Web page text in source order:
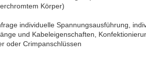
Körper)
individuelle Spannungsausführung,
und Kabeleigenschaften,
oder Crimpanschlüssen